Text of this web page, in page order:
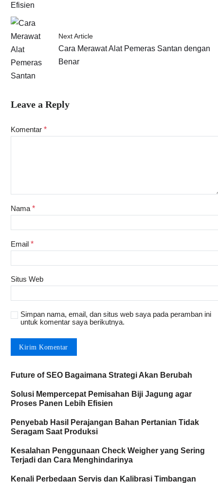
Next Article
Cara Merawat Alat Pemeras Santan dengan
Benar
Leave a Reply
Komentar *
Nama*
Email *
Situs Web
Simpan nama, email, dan situs web saya pada peramban ini
untuk komentar saya berikutnya.
Future of SEO Bagaimana Strategi Akan Berubah
Solusi Mempercepat Pemisahan Biji Jagung agar
Proses Panen Lebih Efisien
Penyebab Hasil Perajangan Bahan Pertanian Tidak
Seragam Saat Produksi
Kesalahan Penggunaan Check Weigher yang Sering
Terjadi dan Cara Menghindarinya
Kenali Perbedaan Servis dan Kalibrasi Timbangan